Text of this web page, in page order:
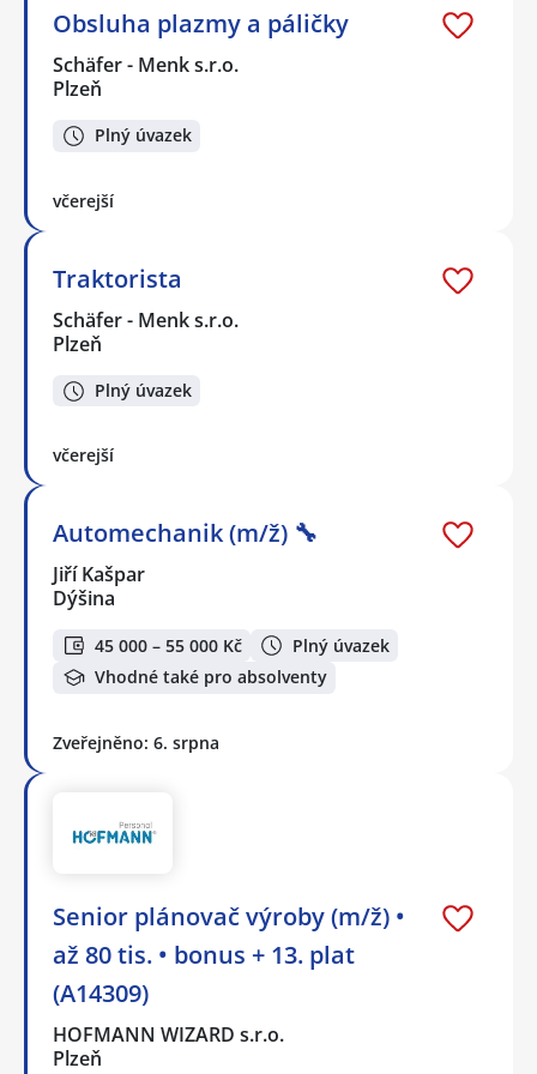
Obsluha plazmy a páličky
Schäfer - Menk s.r.o.
Plzeň
Plný úvazek
včerejší
Traktorista
Schäfer - Menk s.r.o.
Plzeň
Plný úvazek
včerejší
Automechanik (m/ž) 🔧
Jiří Kašpar
Dýšina
45 000 – 55 000 Kč
Plný úvazek
Vhodné také pro absolventy
Zveřejněno: 6. srpna
Senior plánovač výroby (m/ž) •
až 80 tis. • bonus + 13. plat
(A14309)
HOFMANN WIZARD s.r.o.
Plzeň